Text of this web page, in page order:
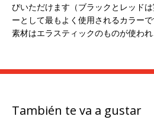
びいただけます（ブラックとレッド
ーとして最もよく使用されるカラーで
素材はエラスティックのものが使われ
También te va a gustar